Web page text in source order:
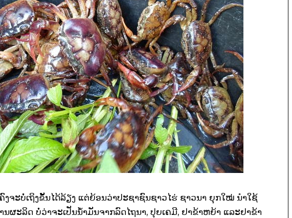
ຈະບໍ່ເຖິງຂັ້ນໄດ້ລ້ຽງ ແຕ່ຍ້ອນວ່າປະຊາຊົນຊາວໄຮ່ ຊາວນາ ຍຸກໃໝ່ ນຳໃຊ້
ນຜະລິດ ບໍ່ວ່າຈະເປັນນ້ຳມັນຈາກລົດໄຖນາ, ປຸຍເຄມີ, ຢາຂ້າຫຍ້າ ແລະຢາຂ້າ